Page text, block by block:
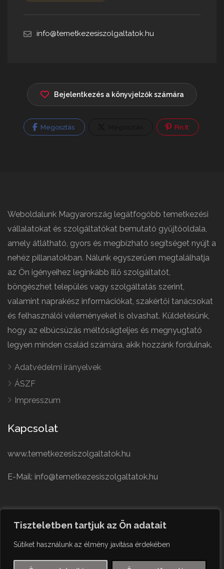
Tiszteletben tartjuk az Ön adatait
Sütiket használunk az élmény javítása érdekében
info@temetkezesiszolgaltatok.hu
Bejelentkezés a könyvjelzők számára
Megosztás Pin It
Weboldalunk Magyarország legátfogóbb temetkezési
vállalatokat és szolgáltatókat bemutató gyűjtőoldala,
amely átlátható, gyors és megbízható segítséget nyújt a
nehéz pillanatokban. Nálunk egyszerűen megtalálhatja
az Ön igényeihez leginkább illő szolgáltatót,
böngészhet település vagy szolgáltatás szerint,
valamint naprakész információkat, szakértői tanácsokat
és felhasználói véleményeket is olvashat. Küldetésünk,
hogy az elbúcsúzás méltóságteljes és megnyugtató
legyen minden család számára, akik hozzánk fordulnak.
Adatvédelmi irányelvek
ÁSZF
Impresszum
Kapcsolat
www.temetkezesiszolgaltatok.hu
E-Mail: info@temetkezesiszolgaltatok.hu
English
Czech
German